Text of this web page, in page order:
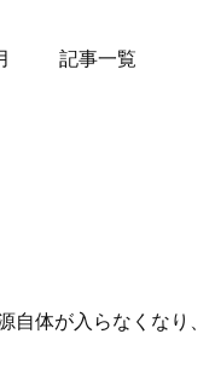
記事一覧
体が入らなくなり、